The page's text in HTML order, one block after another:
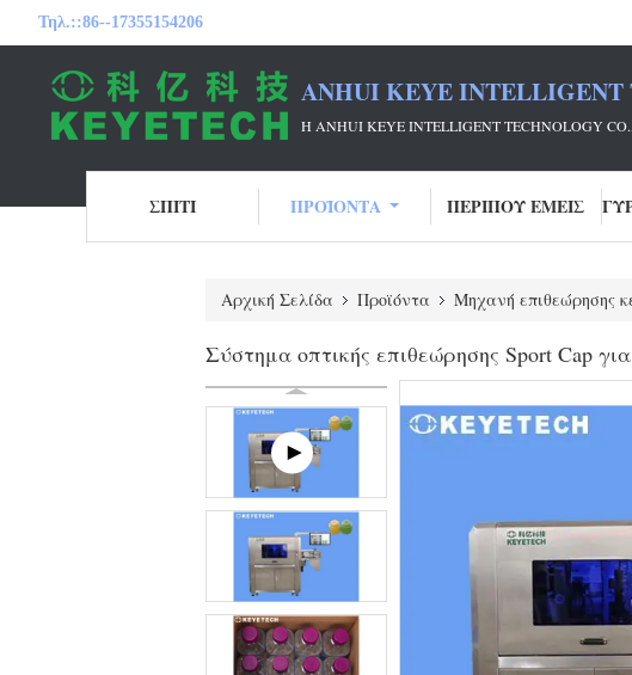
Τηλ.::86--17355154206
ANHUI KEYE INTELLIGENT
Η ANHUI KEYE INTELLIGENT
ΣΠΊΤΙ ΠΡΟΪΌΝΤΑ ΠΕΡΊΠΟΥ ΕΜΕΊΣ
Αρχική Σελίδα Προϊόντα Μηχανή επιθεώρησης
Σύστημα οπτικής επιθεώρησης Sport Cap